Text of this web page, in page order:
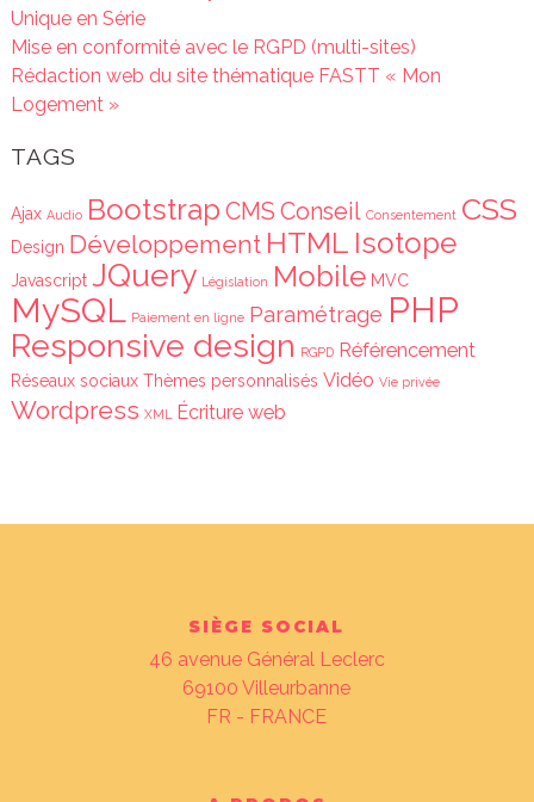
Unique en Série
Mise en conformité avec le RGPD (multi-sites)
Rédaction web du site thématique FASTT « Mon
Logement »
TAGS
Ajax Audio Bootstrap CMS Conseil Consentement CSS
Design Développement HTML Isotope
Javascript JQuery Législation Mobile MVC
MySQL Paiement en ligne Paramétrage PHP
Responsive design RGPD Référencement
Réseaux sociaux Thèmes personnalisés Vidéo Vie privée
Wordpress XML Écriture web
SIÈGE SOCIAL
46 avenue Général Leclerc
69100 Villeurbanne
FR - FRANCE